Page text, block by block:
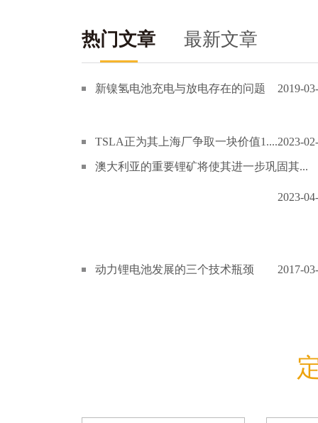
热门文章 最新文章
新镍氢电池充电与放电存在的问题 2019-
TSLA正为其上海厂争取一块价值1....2023-
澳大利亚的重要锂矿将使其进一步巩固其...
2023-
动力锂电池发展的三个技术瓶颈 2017-